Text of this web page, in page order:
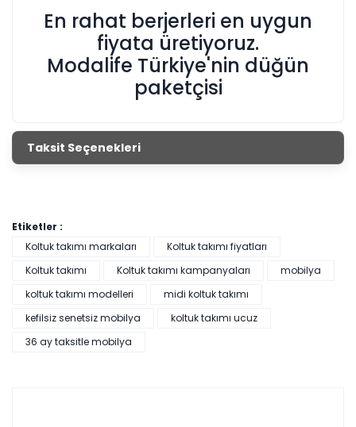
En rahat berjerleri en uygun
fiyata üretiyoruz.
Modalife Türkiye'nin düğün
paketçisi
Taksit Seçenekleri
Etiketler :
Koltuk takımı markaları
Koltuk takımı fiyatları
Koltuk takımı
Koltuk takımı kampanyaları
mobilya
koltuk takımı modelleri
midi koltuk takımı
kefilsiz senetsiz mobilya
koltuk takımı ucuz
36 ay taksitle mobilya